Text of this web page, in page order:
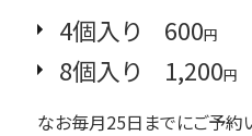
4個入り 600円
8個入り 1,200円
なお毎月25日までにご予約